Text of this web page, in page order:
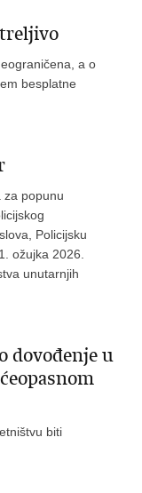
a o
besplatne
za popunu
Policijsku
ožujka 2026.
unutarnjih
dovođenje u
biti